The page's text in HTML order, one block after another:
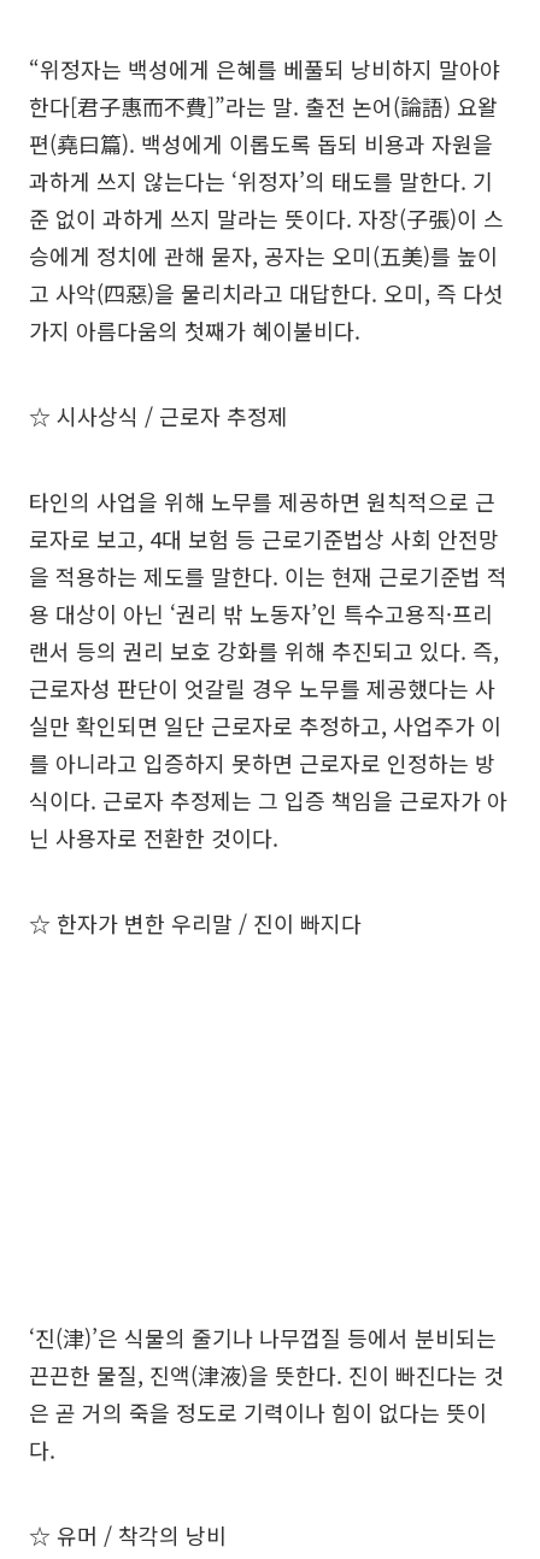
“위정자는 백성에게 은혜를 베풀되 낭비하지 말아야
한다[君子惠而不費]”라는 말. 출전 논어(論語) 요왈
편(堯曰篇). 백성에게 이롭도록 돕되 비용과 자원을
과하게 쓰지 않는다는 ‘위정자’의 태도를 말한다. 기
준 없이 과하게 쓰지 말라는 뜻이다. 자장(子張)이 스
승에게 정치에 관해 묻자, 공자는 오미(五美)를 높이
고 사악(四惡)을 물리치라고 대답한다. 오미, 즉 다섯
가지 아름다움의 첫째가 혜이불비다.
☆ 시사상식 / 근로자 추정제
타인의 사업을 위해 노무를 제공하면 원칙적으로 근
로자로 보고, 4대 보험 등 근로기준법상 사회 안전망
을 적용하는 제도를 말한다. 이는 현재 근로기준법 적
용 대상이 아닌 ‘권리 밖 노동자’인 특수고용직·프리
랜서 등의 권리 보호 강화를 위해 추진되고 있다. 즉,
근로자성 판단이 엇갈릴 경우 노무를 제공했다는 사
실만 확인되면 일단 근로자로 추정하고, 사업주가 이
를 아니라고 입증하지 못하면 근로자로 인정하는 방
식이다. 근로자 추정제는 그 입증 책임을 근로자가 아
닌 사용자로 전환한 것이다.
☆ 한자가 변한 우리말 / 진이 빠지다
‘진(津)’은 식물의 줄기나 나무껍질 등에서 분비되는
끈끈한 물질, 진액(津液)을 뜻한다. 진이 빠진다는 것
은 곧 거의 죽을 정도로 기력이나 힘이 없다는 뜻이
다.
☆ 유머 / 착각의 낭비